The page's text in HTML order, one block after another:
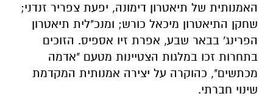
האמנותית של תיאטרון דימונה, יפעת צפריר זנדני;
שחקן התיאטרון מיכאל כורש; ומנכ"לית תיאטרון
הפרינג' בבאר שבע, אפרת זיו אספיס. הזוכים
בתחרות זכו במלגות הצטיינות מטעם "אדמה
מכתשים", כהוקרה על יצירה אמנותית המקדמת
שינוי חברתי.